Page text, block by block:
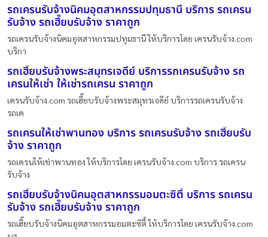
รถเครนรับจ้างนิคมอุตสาหกรรมปทุมธานี บริการ รถเครน
รับจ้าง รถเฮี๊ยบรับจ้าง ราคาถูก
รถเครนรับจ้างนิคมอุตสาหกรรมปทุมธานี ให้บริการโดย เครนรับจ้าง.com
บริกา
รถเฮี๊ยบรับจ้างพระสมุทรเจดีย์ บริการรถเครนรับจ้าง รถ
เครนให้เช่า ให้เช่ารถเครน ราคาถูก
เครนรับจ้าง.com รถเฮี๊ยบรับจ้างพระสมุทรเจดีย์ บริการรถเครนรับจ้าง
รถเค
รถเครนให้เช่าพานทอง บริการ รถเครนรับจ้าง รถเฮี๊ยบรับ
จ้าง ราคาถูก
รถเครนให้เช่าพานทอง ให้บริการโดย เครนรับจ้าง.com บริการ รถเครน
รับจ้าง
รถเฮี๊ยบรับจ้างนิคมอุตสาหกรรมอมตะซิตี้ บริการ รถเครน
รับจ้าง รถเฮี๊ยบรับจ้าง ราคาถูก
รถเฮี๊ยบรับจ้างนิคมอุตสาหกรรมอมตะซิตี้ ให้บริการโดย เครนรับจ้าง.com